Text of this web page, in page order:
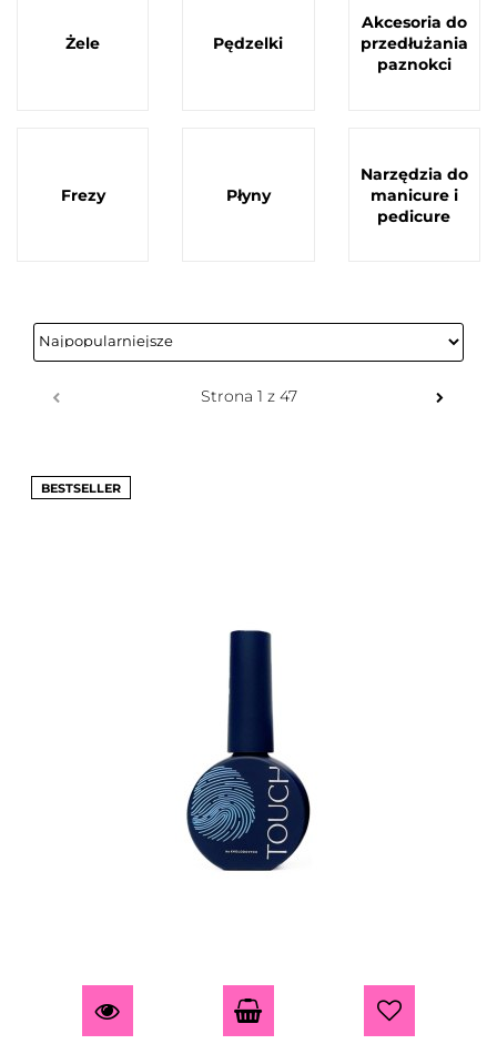
Żele Pędzelki
Akcesoria do
przedłużania
paznokci
Frezy Płyny
Narzędzia do
manicure i
pedicure
BESTSELLER